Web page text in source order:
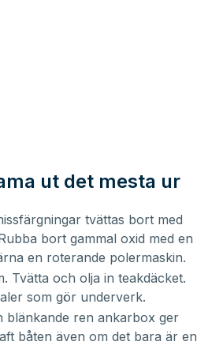
ut det mesta ur
tvättas bort med
bort gammal oxid med en
en roterande polermaskin.
Tvätta och olja in teakdäcket.
som gör underverk.
blänkande ren ankarbox ger
båten även om det bara är en